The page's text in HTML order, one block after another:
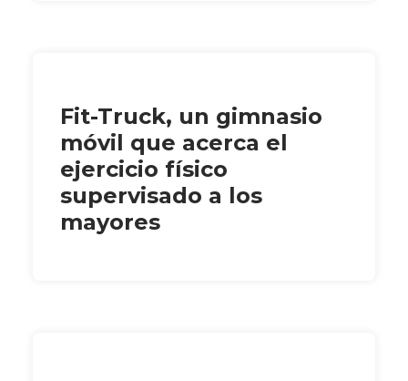
Fit-Truck, un gimnasio
móvil que acerca el
ejercicio físico
supervisado a los
mayores